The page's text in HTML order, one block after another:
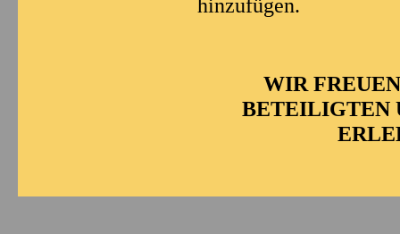
hinzufügen.
WIR
BETEILIGTEN